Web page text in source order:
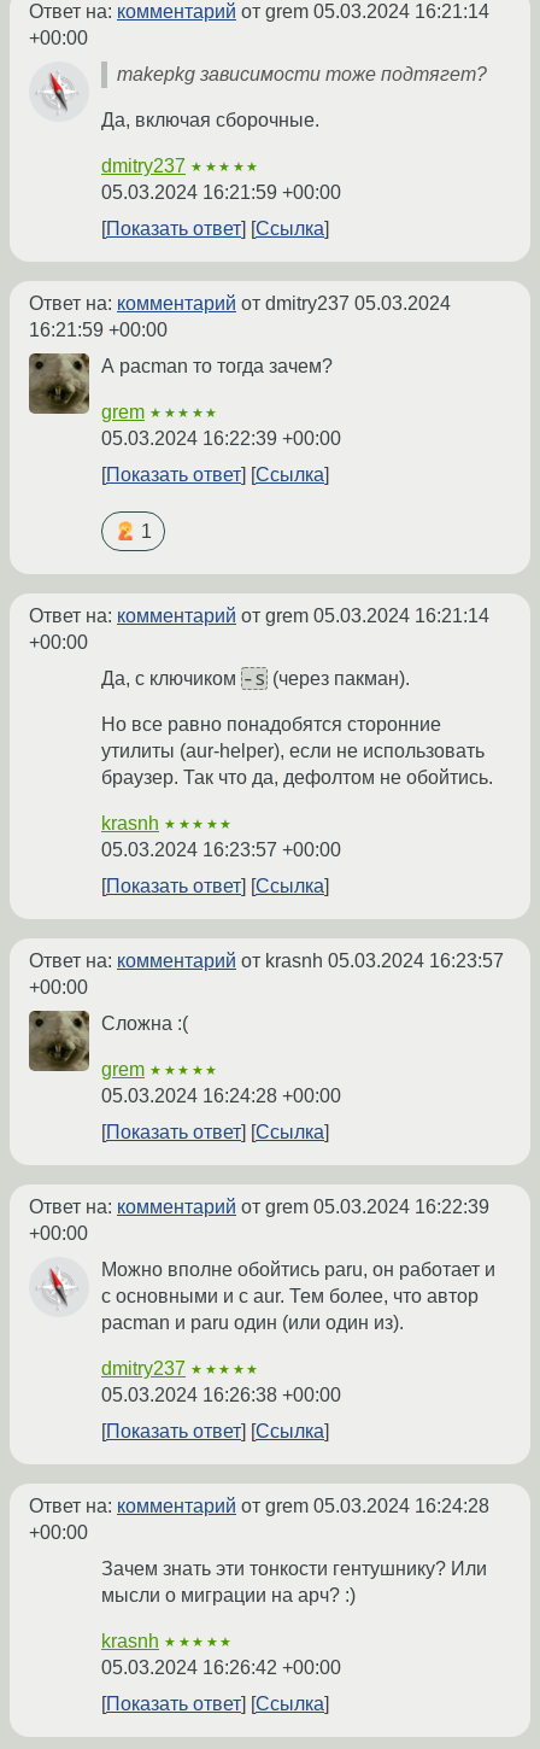
Ответ на: комментарий от grem 05.03.2024 16:21:14
+00:00
makepkg зависимости тоже подтягет?
Да, включая сборочные.
dmitry237 ★★★★★
05.03.2024 16:21:59 +00:00
Показать ответ
Ссылка
Ответ на: комментарий от dmitry237 05.03.2024
16:21:59 +00:00
А pacman то тогда зачем?
grem ★★★★★
05.03.2024 16:22:39 +00:00
Показать ответ
Ссылка
1
Ответ на: комментарий от grem 05.03.2024 16:21:14
+00:00
Да, с ключиком -s (через пакман).
Но все равно понадобятся сторонние
утилиты (aur-helper), если не использовать
браузер. Так что да, дефолтом не обойтись.
krasnh ★★★★★
05.03.2024 16:23:57 +00:00
Показать ответ
Ссылка
Ответ на: комментарий от krasnh 05.03.2024 16:23:57
+00:00
Сложна :(
grem ★★★★★
05.03.2024 16:24:28 +00:00
Показать ответ
Ссылка
Ответ на: комментарий от grem 05.03.2024 16:22:39
+00:00
Можно вполне обойтись paru, он работает и
с основными и с aur. Тем более, что автор
pacman и paru один (или один из).
dmitry237 ★★★★★
05.03.2024 16:26:38 +00:00
Показать ответ
Ссылка
Ответ на: комментарий от grem 05.03.2024 16:24:28
+00:00
Зачем знать эти тонкости гентушнику? Или
мысли о миграции на арч? :)
krasnh ★★★★★
05.03.2024 16:26:42 +00:00
Показать ответ
Ссылка